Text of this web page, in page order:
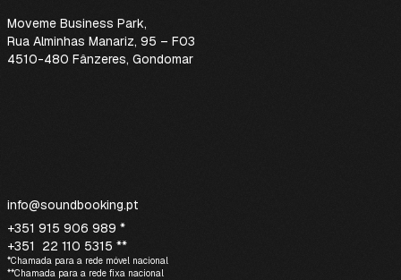
Moveme Business Park,
Rua Alminhas Manariz, 95 – F03
4510-480 Fânzeres, Gondomar
info@soundbooking.pt
+351 915 906 989 *
+351 22 110 5315 **
*Chamada para a rede móvel nacional
**Chamada para a rede fixa nacional